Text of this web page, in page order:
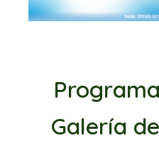
Galería